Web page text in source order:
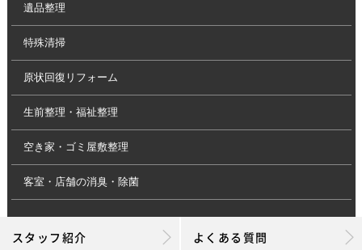
遺品整理
特殊清掃
原状回復リフォーム
生前整理・福祉整理
空き家・ゴミ屋敷整理
客室・店舗の消臭・除菌
スタッフ紹介 よくある質問